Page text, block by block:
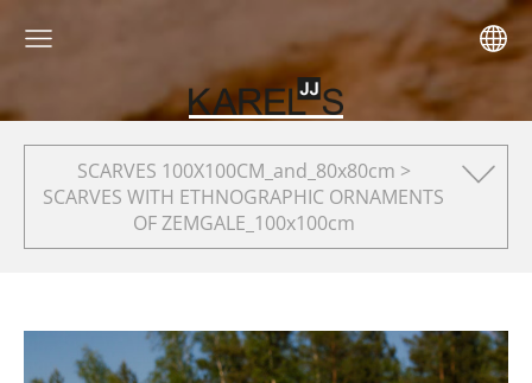
SCARVES 100X100CM_and_80x80cm >
SCARVES WITH ETHNOGRAPHIC ORNAMENTS
OF ZEMGALE_100x100cm